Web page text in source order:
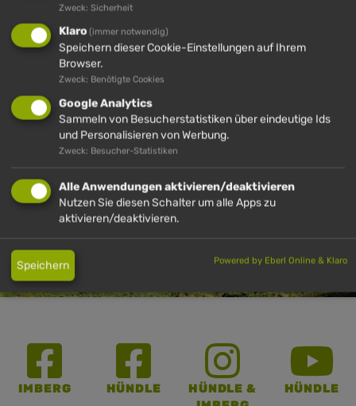
ÖFFNUNGSZEITEN
Besuchen Sie die Imberg- und Hündlebahn
IMBERG HÜNDLE
HÜNDLE &
HÜNDLE
Zweck: Sicherheit
Klaro (immer notwendig)
Speichern dieser Cookie-Einstellungen auf Ihrem
Browser.
Zweck: Benötigte Cookies
Google Analytics
Sammeln von Besucherstatistiken über eindeutige Ids
und Personalisieren von Werbung.
Zweck: Besucher-Statistiken
Alle Anwendungen aktivieren/deaktivieren
Nutzen Sie diesen Schalter um alle Apps zu
aktivieren/deaktivieren.
Speichern Powered by Eberl Online & Klaro